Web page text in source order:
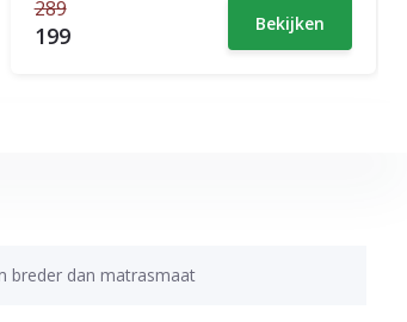
289
199 Bekijken
breder dan matrasmaat